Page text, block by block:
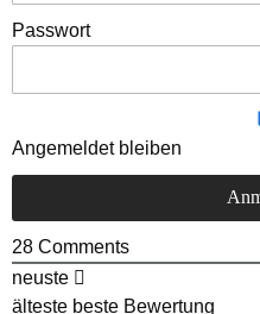
Passwort
Angemeldet bleiben
28 Comments
neuste
älteste beste Bewertung